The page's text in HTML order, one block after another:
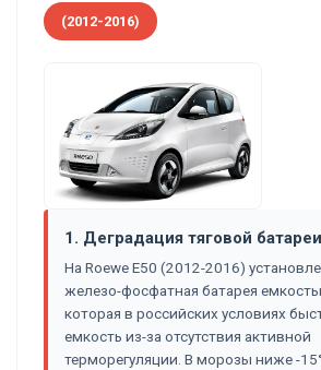
(2012-2016)
1. Деградация тяговой
На Roewe E50 (2012-2016)
железо-фосфатная батарея
которая в российских условиях
емкость из-за отсутствия активной
терморегуляции. В морозы ниже -